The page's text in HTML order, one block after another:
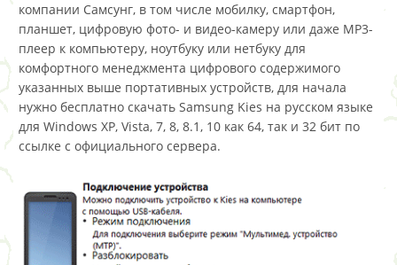
компании Самсунг, в том числе мобилку, смартфон,
планшет, цифровую фото- и видео-камеру или даже MP3-
плеер к компьютеру, ноутбуку или нетбуку для
комфортного менеджмента цифрового содержимого
указанных выше портативных устройств, для начала
нужно бесплатно скачать Samsung Kies на русском языке
для Windows XP, Vista, 7, 8, 8.1, 10 как 64, так и 32 бит по
ссылке с официального сервера.